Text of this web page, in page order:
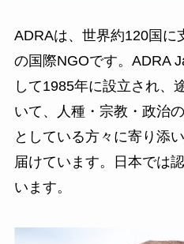
ADRAは、世界約120国に
の国際NGOです。ADRA
して1985年に設立され、
いて、人種・宗教・政治
としている方々に寄り添
届けています。日本では
います。